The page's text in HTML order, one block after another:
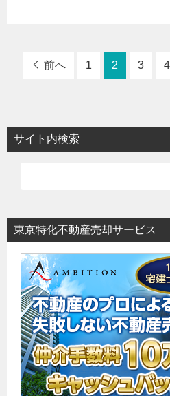
前へ 1 2 3 4
サイト内検索
東京特化不動産売却サービス